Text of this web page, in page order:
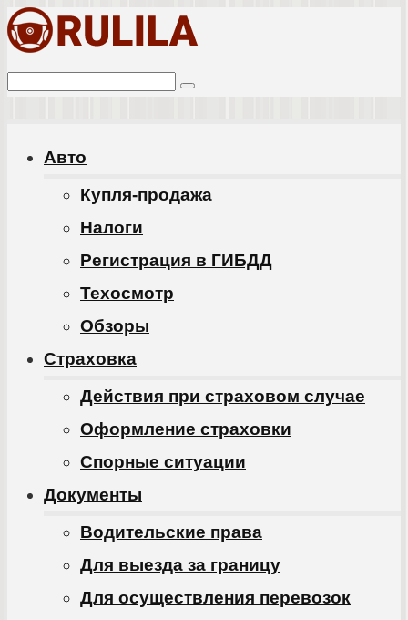
Перейти
контенту
Поиск:
Авто
Купля-продажа
Налоги
Регистрация в ГИБДД
Техосмотр
Обзоры
Cтраховка
Действия при страховом случае
Оформление страховки
Спорные ситуации
Документы
Водительские права
Для выезда за границу
Для осуществления перевозок